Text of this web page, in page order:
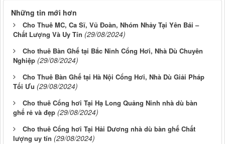
Những tin mới hơn
Cho Thuê MC, Ca Sĩ, Vũ Đoàn, Nhóm Nhảy Tại Yên Bái –
Chất Lượng Và Uy Tín (29/08/2024)
Cho thuê Bàn Ghế tại Bắc Ninh Cổng Hơi, Nhà Dù Chuyên
Nghiệp (29/08/2024)
Cho Thuê Bàn Ghế tại Hà Nội Cổng Hơi, Nhà Dù Giải Pháp
Tối Ưu (29/08/2024)
Cho thuê Cổng hơi Tại Hạ Long Quảng Ninh nhà dù bàn
ghế rẻ và đẹp (29/08/2024)
Cho thuê Cổng hơi Tại Hải Dương nhà dù bàn ghế Chất
lượng uy tín (29/08/2024)